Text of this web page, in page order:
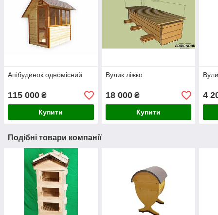
Апібудинок одномісний
115 000 ₴
Купити
Вулик ліжко
18 000₴
Купити
4
Подібні товари компанії